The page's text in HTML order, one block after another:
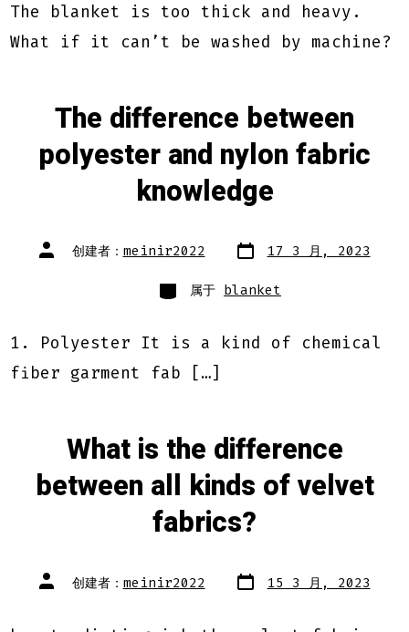
The blanket is too thick and heavy.
What if it can’t be washed by machine?
The difference between
polyester and nylon fabric
knowledge
文
章 创建者： meinir2022 文
章
期
17 3 月, 2023
类
别 属于 blanket
1. Polyester It is a kind of chemical
fiber garment fab […]
What is the difference
between all kinds of velvet
fabrics?
文
章 创建者： meinir2022 文
章 15 3 月, 2023